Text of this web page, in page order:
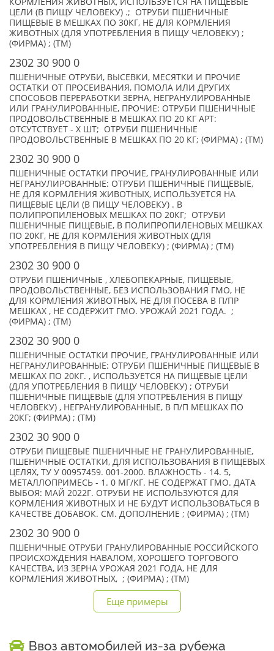
ЦЕЛИ (В ПИЩУ ЧЕЛОВЕКУ) .; ОТРУБИ ПШЕНИЧНЫЕ
ПИЩЕВЫЕ В МЕШКАХ ПО 30КГ, НЕ ДЛЯ КОРМЛЕНИЯ
ЖИВОТНЫХ (ДЛЯ УПОТРЕБЛЕНИЯ В ПИЩУ ЧЕЛОВЕКУ) ;
(ФИРМА) ; (TM)
2302 30 900 0
ПШЕНИЧНЫЕ ОТРУБИ, ВЫСЕВКИ, МЕСЯТКИ И ПРОЧИЕ
ОСТАТКИ ОТ ПРОСЕИВАНИЯ, ПОМОЛА ИЛИ ДРУГИХ
СПОСОБОВ ПЕРЕРАБОТКИ ЗЕРНА, НЕГРАНУЛИРОВАННЫЕ
ИЛИ ГРАНУЛИРОВАННЫЕ, ПРОЧИЕ: ОТРУБИ ПШЕНИЧНЫЕ
ПРОДОВОЛЬСТВЕННЫЕ В МЕШКАХ ПО 20 КГ АРТ:
ОТСУТСТВУЕТ - X ШТ; ОТРУБИ ПШЕНИЧНЫЕ
ПРОДОВОЛЬСТВЕННЫЕ В МЕШКАХ ПО 20 КГ; (ФИРМА) ; (TM)
2302 30 900 0
ПШЕНИЧНЫЕ ОСТАТКИ ПРОЧИЕ, ГРАНУЛИРОВАННЫЕ ИЛИ
НЕГРАНУЛИРОВАННЫЕ: ОТРУБИ ПШЕНИЧНЫЕ ПИЩЕВЫЕ,
НЕ ДЛЯ КОРМЛЕНИЯ ЖИВОТНЫХ, ИСПОЛЬЗУЕТСЯ НА
ПИЩЕВЫЕ ЦЕЛИ (В ПИЩУ ЧЕЛОВЕКУ) . В
ПОЛИПРОПИЛЕНОВЫХ МЕШКАХ ПО 20КГ; ОТРУБИ
ПШЕНИЧНЫЕ ПИЩЕВЫЕ, В ПОЛИПРОПИЛЕНОВЫХ МЕШКАХ
ПО 20КГ, НЕ ДЛЯ КОРМЛЕНИЯ ЖИВОТНЫХ (ДЛЯ
УПОТРЕБЛЕНИЯ В ПИЩУ ЧЕЛОВЕКУ) ; (ФИРМА) ; (TM)
2302 30 900 0
ОТРУБИ ПШЕНИЧНЫЕ , ХЛЕБОПЕКАРНЫЕ, ПИЩЕВЫЕ,
ПРОДОВОЛЬСТВЕННЫЕ, БЕЗ ИСПОЛЬЗОВАНИЯ ГМО, НЕ
ДЛЯ КОРМЛЕНИЯ ЖИВОТНЫХ, НЕ ДЛЯ ПОСЕВА В П/ПР
МЕШКАХ , НЕ СОДЕРЖИТ ГМО. УРОЖАЙ 2021 ГОДА. ;
(ФИРМА) ; (TM)
2302 30 900 0
ПШЕНИЧНЫЕ ОСТАТКИ ПРОЧИЕ, ГРАНУЛИРОВАННЫЕ ИЛИ
НЕГРАНУЛИРОВАННЫЕ: ОТРУБИ ПШЕНИЧНЫЕ ПИЩЕВЫЕ В
МЕШКАХ ПО 20КГ. , ИСПОЛЬЗУЕТСЯ НА ПИЩЕВЫЕ ЦЕЛИ
(ДЛЯ УПОТРЕБЛЕНИЯ В ПИЩУ ЧЕЛОВЕКУ) ; ОТРУБИ
ПШЕНИЧНЫЕ ПИЩЕВЫЕ (ДЛЯ УПОТРЕБЛЕНИЯ В ПИЩУ
ЧЕЛОВЕКУ) , НЕГРАНУЛИРОВАННЫЕ, В П/П МЕШКАХ ПО
20КГ; (ФИРМА) ; (TM)
2302 30 900 0
ОТРУБИ ПИЩЕВЫЕ ПШЕНИЧНЫЕ НЕ ГРАНУЛИРОВАННЫЕ,
ПШЕНИЧНЫЕ ОСТАТКИ, ДЛЯ ИСПОЛЬЗОВАНИЯ В ПИЩЕВЫХ
ЦЕЛЯХ, ТУ У 00957459. 001-2000. ВЛАЖНОСТЬ - 14. 5,
МЕТАЛЛОПРИМЕСЬ - 1. 0 МГ/КГ. НЕ СОДЕРЖАТ ГМО. ДАТА
ВЫБОЯ: МАЙ 2022Г. ОТРУБИ НЕ ИСПОЛЬЗУЮТСЯ ДЛЯ
КОРМЛЕНИЯ ЖИВОТНЫХ И НЕ БУДУТ ИСПОЛЬЗОВАТЬСЯ В
КАЧЕСТВЕ ДОБАВОК. СМ. ДОПОЛНЕНИЕ ; (ФИРМА) ; (TM)
2302 30 900 0
ПШЕНИЧНЫЕ ОТРУБИ ГРАНУЛИРОВАННЫЕ РОССИЙСКОГО
ПРОИСХОЖДЕНИЯ НАВАЛОМ, ХОРОШЕГО ТОРГОВОГО
КАЧЕСТВА, ИЗ ЗЕРНА УРОЖАЯ 2021 ГОДА, НЕ ДЛЯ
КОРМЛЕНИЯ ЖИВОТНЫХ, ; (ФИРМА) ; (TM)
Еще примеры
Ввоз автомобилей из-за рубежа